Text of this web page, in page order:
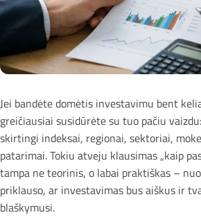
Jei bandėte domėtis investavimu bent
greičiausiai susidūrėte su tuo pačiu
skirtingi indeksai, regionai, sektoriai,
patarimai. Tokiu atveju klausimas „kaip
tampa ne teorinis, o labai praktiškas –
priklauso, ar investavimas bus aiškus ir
blaškymusi.